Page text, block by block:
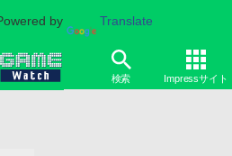
by Translate
検索 Impressサイト